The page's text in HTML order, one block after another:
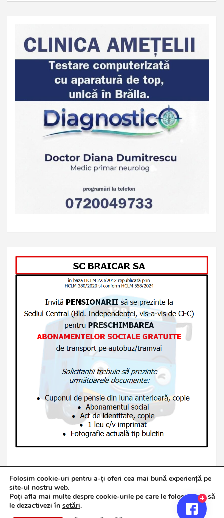
Copyright © 2026Jurnalul de Brăila
Politică de confidențialitate
Theme Horse
Folosim cookie-uri pentru a-ți oferi cea mai bună experiență pe
site-ul nostru web.
Poți afla mai multe despre cookie-urile pe care le folosim sau să
le dezactivezi în setări.